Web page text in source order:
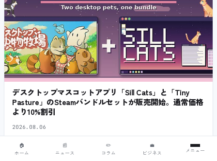
デスクトップマスコットアプリ「Sill Cats」と「Tiny
Pasture」のSteamバンドルセットが販売開始。通常価格
より10%割引
2026.08.06
🏠
ホーム
📰
ニュース
✏️
コラム
💼
ビジネス
メニュー